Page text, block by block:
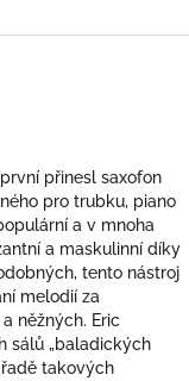
přinesl saxofon
pro trubku, piano
a v mnoha
a maskulinní díky
tento nástroj
melodií za
něžných. Eric
sálů „baladických
takových